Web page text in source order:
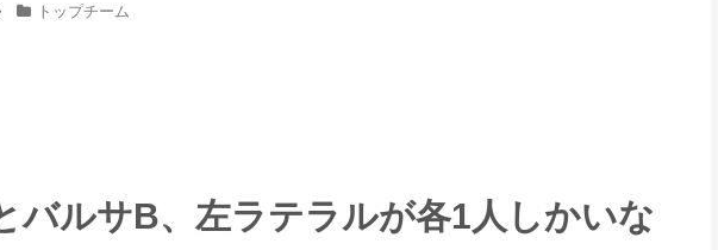
トップチーム
バルサB、左ラテラルが各1人しかいな